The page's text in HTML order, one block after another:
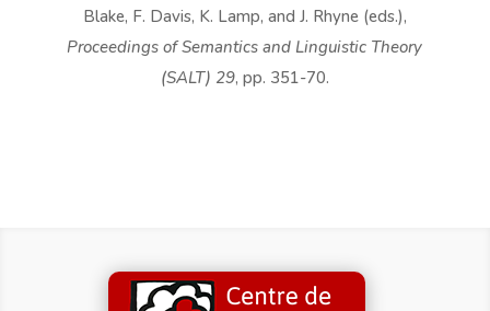
Blake, F. Davis, K. Lamp, and J. Rhyne (eds.),
Proceedings of Semantics and Linguistic Theory
(SALT) 29, pp. 351-70.